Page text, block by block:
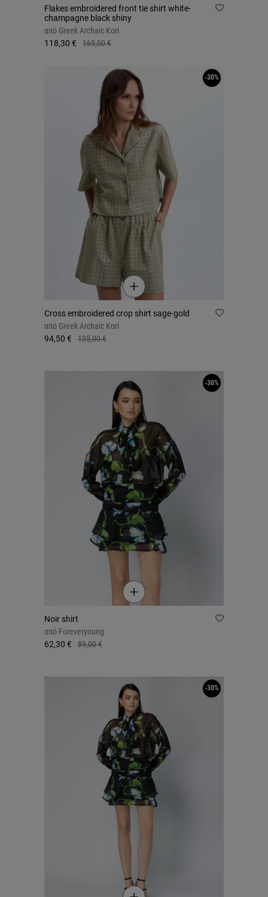
Flakes embroidered front tie shirt white-
champagne black shiny
από Greek Archaic Kori
118,30 €
169,00 €
Cross embroidered crop shirt sage-gold
από Greek Archaic Kori
94,50 €
135,00 €
-30%
Noir shirt
από Foreveryoung
62,30 €
89,00 €
-30%
-30%